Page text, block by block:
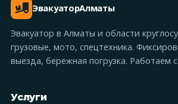
ЭвакуаторАлматы
Эвакуатор в Алматы и области
грузовые, мото, спецтехника.
выезда, бережная погрузка. Работаем
Услуги